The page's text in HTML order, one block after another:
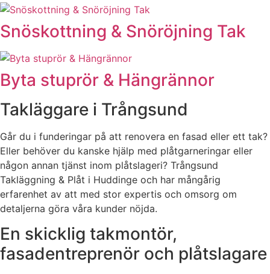
Snöskottning & Snöröjning Tak
Byta stuprör & Hängrännor
Takläggare i Trångsund
Går du i funderingar på att renovera en fasad eller ett tak?
Eller behöver du kanske hjälp med plåtgarneringar eller
någon annan tjänst inom plåtslageri? Trångsund
Takläggning & Plåt i Huddinge och har mångårig
erfarenhet av att med stor expertis och omsorg om
detaljerna göra våra kunder nöjda.
En skicklig takmontör,
fasadentreprenör och plåtslagare